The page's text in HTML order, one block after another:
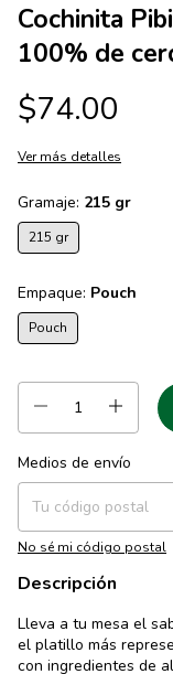
Cochinita
100% de
$74.00
Ver más detalles
Gramaje: 215 gr
215 gr
Empaque: Pouch
Pouch
Entregas para el CP:
Medios de envío
No sé mi código postal
Descripción
Lleva a tu mesa el
el platillo más
con ingredientes de